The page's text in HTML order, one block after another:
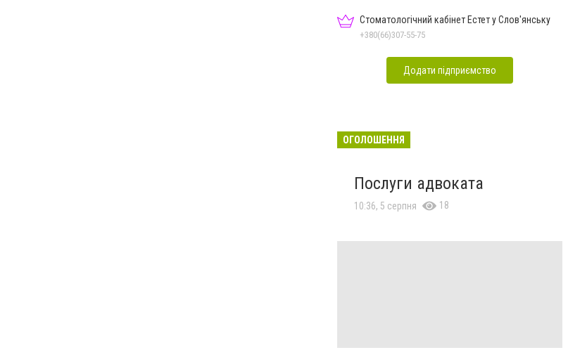
Стоматологічний кабінет Естет у Слов'янську
+380(66)307-55-75
Додати підприємство
ОГОЛОШЕННЯ
Послуги адвоката
10:36, 5 серпня 18